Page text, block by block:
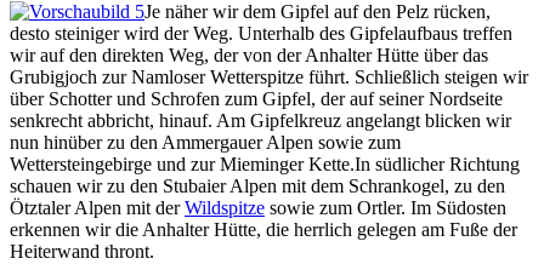
Je näher wir dem Gipfel auf den Pelz rücken,
desto steiniger wird der Weg. Unterhalb des Gipfelaufbaus treffen
wir auf den direkten Weg, der von der Anhalter Hütte über das
Grubigjoch zur Namloser Wetterspitze führt. Schließlich steigen wir
über Schotter und Schrofen zum Gipfel, der auf seiner Nordseite
senkrecht abbricht, hinauf. Am Gipfelkreuz angelangt blicken wir
nun hinüber zu den Ammergauer Alpen sowie zum
Wettersteingebirge und zur Mieminger Kette.In südlicher Richtung
schauen wir zu den Stubaier Alpen mit dem Schrankogel, zu den
Ötztaler Alpen mit derWildspitze sowie zum Ortler. Im Südosten
erkennen wir die Anhalter Hütte, die herrlich gelegen am Fuße der
Heiterwand thront.